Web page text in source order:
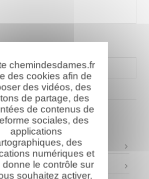
des 37 combattantsinhumés dans ce
chemindesdames.fr
des cookies afin de
des vidéos, des
de partage, des
de contenus de
sociales, des
applications
des
numériques et
donne le contrôle sur
souhaitez activer.